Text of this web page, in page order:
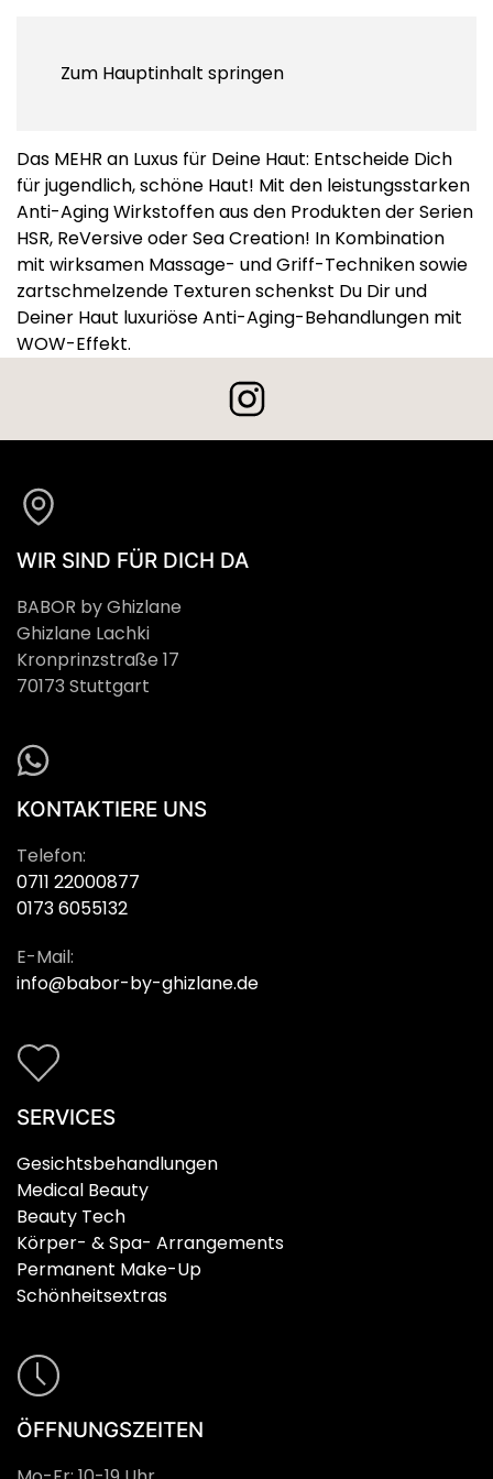
Zum Hauptinhalt springen
Das MEHR an Luxus für Deine Haut: Entscheide Dich
für jugendlich, schöne Haut! Mit den leistungsstarken
Anti-Aging Wirkstoffen aus den Produkten der Serien
HSR, ReVersive oder Sea Creation! In Kombination
mit wirksamen Massage- und Griff-Techniken sowie
zartschmelzende Texturen schenkst Du Dir und
Deiner Haut luxuriöse Anti-Aging-Behandlungen mit
WOW-Effekt.
WIR SIND FÜR DICH DA
BABOR by Ghizlane
Ghizlane Lachki
Kronprinzstraße 17
70173 Stuttgart
KONTAKTIERE UNS
Telefon:
0711 22000877
0173 6055132
E-Mail:
info@babor-by-ghizlane.de
SERVICES
Gesichtsbehandlungen
Medical Beauty
Beauty Tech
Körper- & Spa- Arrangements
Permanent Make-Up
Schönheitsextras
ÖFFNUNGSZEITEN